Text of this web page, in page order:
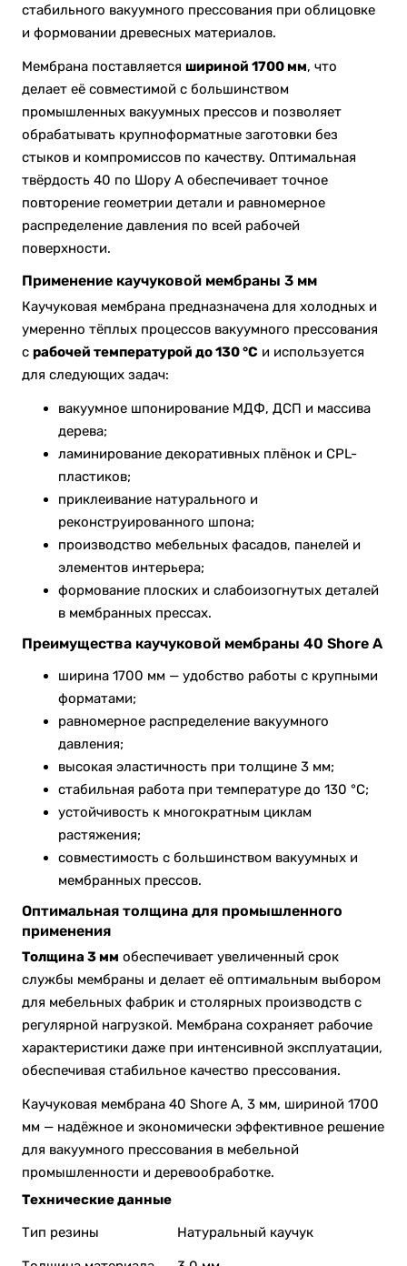
стабильного вакуумного прессования при облицовке
и формовании древесных материалов.
Мембрана поставляется шириной 1700 мм, что
делает её совместимой с большинством
промышленных вакуумных прессов и позволяет
обрабатывать крупноформатные заготовки без
стыков и компромиссов по качеству. Оптимальная
твёрдость 40 по Шору A обеспечивает точное
повторение геометрии детали и равномерное
распределение давления по всей рабочей
поверхности.
Применение каучуковой мембраны 3 мм
Каучуковая мембрана предназначена для холодных и
умеренно тёплых процессов вакуумного прессования
с рабочей температурой до 130 °C и используется
для следующих задач:
вакуумное шпонирование МДФ, ДСП и массива
дерева;
ламинирование декоративных плёнок и CPL-
пластиков;
приклеивание натурального и
реконструированного шпона;
производство мебельных фасадов, панелей и
элементов интерьера;
формование плоских и слабоизогнутых деталей
в мембранных прессах.
Преимущества каучуковой мембраны 40 Shore A
ширина 1700 мм — удобство работы с крупными
форматами;
равномерное распределение вакуумного
давления;
высокая эластичность при толщине 3 мм;
стабильная работа при температуре до 130 °C;
устойчивость к многократным циклам
растяжения;
совместимость с большинством вакуумных и
мембранных прессов.
Оптимальная толщина для промышленного
применения
Толщина 3 мм обеспечивает увеличенный срок
службы мембраны и делает её оптимальным выбором
для мебельных фабрик и столярных производств с
регулярной нагрузкой. Мембрана сохраняет рабочие
характеристики даже при интенсивной эксплуатации,
обеспечивая стабильное качество прессования.
Каучуковая мембрана 40 Shore A, 3 мм, шириной 1700
мм — надёжное и экономически эффективное решение
для вакуумного прессования в мебельной
промышленности и деревообработке.
Технические данные
Тип резины
Натуральный каучук